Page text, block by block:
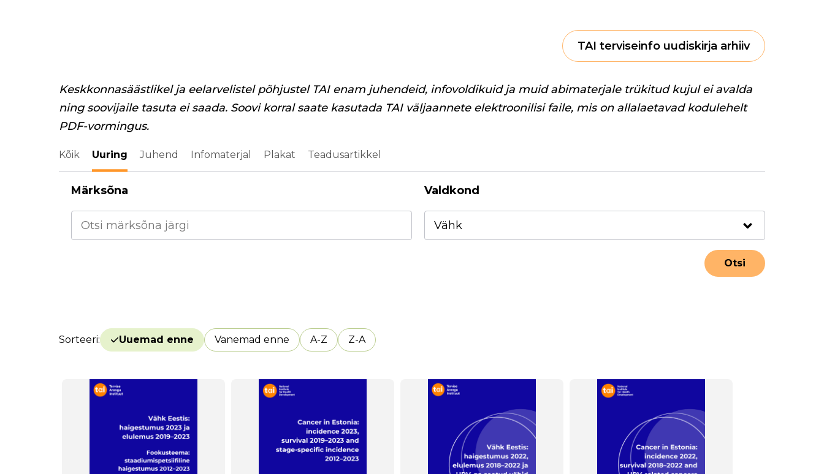
TAI terviseinfo uudiskirja arhiiv
Keskkonnasäästlikel ja eelarvelistel põhjustel TAI enam juhendeid, infovoldikuid ja muid abimaterjale trükitud kujul ei avalda
ning soovijaile tasuta ei saada. Soovi korral saate kasutada TAI väljaannete elektroonilisi faile, mis on allalaetavad kodulehelt
PDF-vormingus.
Kõik Uuring Juhend Infomaterjal Plakat Teadusartikkel
Märksõna Valdkond
Sorteeri Uuemad enne Vanemad enne A-Z Z-A